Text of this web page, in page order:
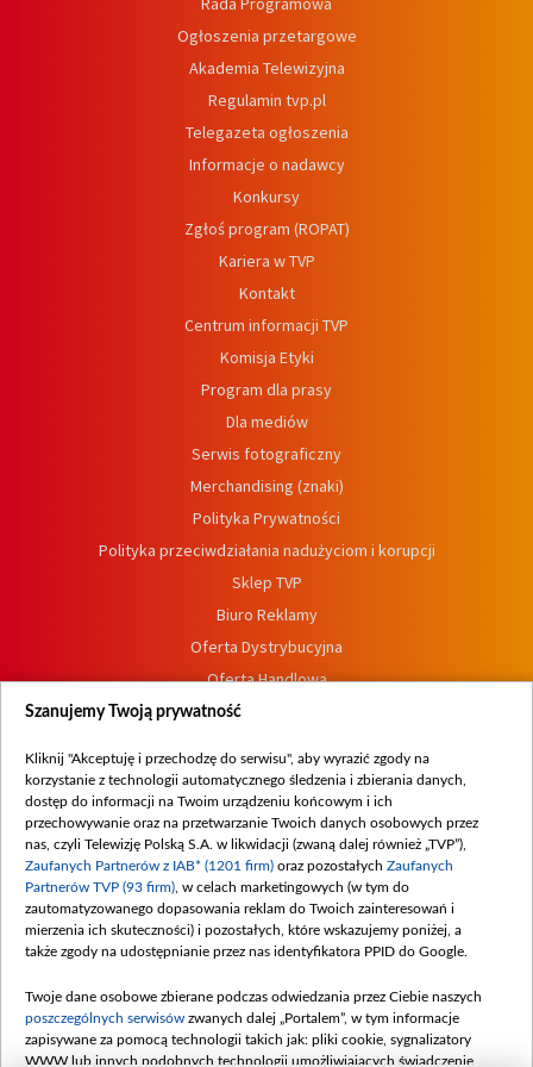
Ogłoszenia przetargowe
Akademia Telewizyjna
Regulamin tvp.pl
Telegazeta ogłoszenia
Informacje o nadawcy
Konkursy
Zgłoś program (ROPAT)
Kariera w TVP
Kontakt
Centrum informacji TVP
Komisja Etyki
Program dla prasy
Dla mediów
Serwis fotograficzny
Merchandising (znaki)
Polityka Prywatności
Polityka przeciwdziałania nadużyciom i korupcji
Sklep TVP
Biuro Reklamy
Oferta Dystrybucyjna
Oferta Handlowa
Dostępność
Procedura zgłoszeń wewnętrznych
Szanujemy Twoją prywatność
Kliknij "Akceptuję i przechodzę do serwisu", aby wyrazić zgody na
korzystanie z technologii automatycznego śledzenia i zbierania danych,
dostęp do informacji na Twoim urządzeniu końcowym i ich
przechowywanie oraz na przetwarzanie Twoich danych osobowych przez
nas, czyli Telewizję Polską S.A. w likwidacji (zwaną dalej również „TVP”),
Zaufanych Partnerów z IAB* (1201 firm) oraz pozostałych Zaufanych
Partnerów TVP (93 firm) , w celach marketingowych (w tym do
zautomatyzowanego dopasowania reklam do Twoich zainteresowań i
mierzenia ich skuteczności) i pozostałych, które wskazujemy poniżej, a
także zgody na udostępnianie przez nas identyfikatora PPID do Google.
Twoje dane osobowe zbierane podczas odwiedzania przez Ciebie naszych
poszczególnych serwisów zwanych dalej „Portalem”, w tym informacje
zapisywane za pomocą technologii takich jak: pliki cookie, sygnalizatory
WWW lub innych podobnych technologii umożliwiających świadczenie